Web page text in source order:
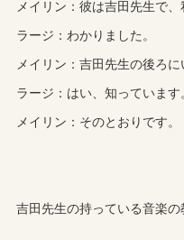
メイリン：彼は吉田先生で、
ラージ：わかりました。
メイリン：吉田先生の後ろに
ラージ：はい、知っています
メイリン：そのとおりです。
吉田先生の持っている音楽の